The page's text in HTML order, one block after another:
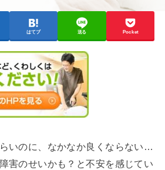
はてブ 送る Pocket
いのに、なかなか良くならない…
害のせいかも？と不安を感じてい